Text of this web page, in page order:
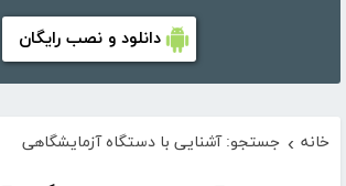
دانلود و نصب رایگان
خانه › جستجو: آشنایی با دستگاه آزمایشگاهی